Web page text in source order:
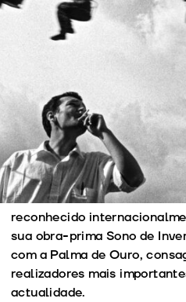
Nuri Bilge Ceylan nasceu
Durante o curso de
universidade, dedicava
sua paixão pela fotografia e
concluir a licenciatura
cinema, tendo, no entanto,
esses estudos, o que não o
curta-metragem,Cocoon,
de Cannes. Realizaria a
metragens, e comUzak –
Grande Prémio do Júri em
reconhecido
sua obra-prima Sono de
com a Palma de Ouro,
realizadores mais
actualidade.